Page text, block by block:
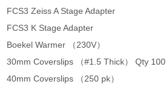
FCS3 Zeiss A Stage Adapter
FCS3 K Stage Adapter
Boekel Warmer （230V）
30mm Coverslips （#1.5 Thick） Qty 100
40mm Coverslips （250 pk）